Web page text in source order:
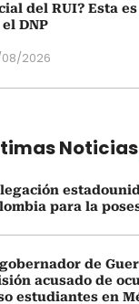
del RUI? Esta
DNP
2026
Noticias
para la
de
acusado de
estudiantes en